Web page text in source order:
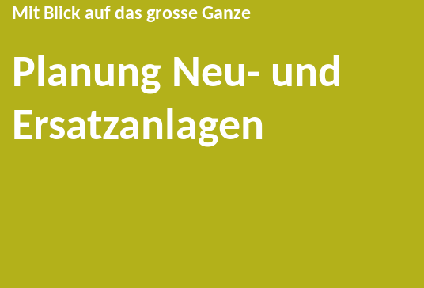
Mit Blick auf das grosse Ganze
Planung Neu- und
Ersatzanlagen